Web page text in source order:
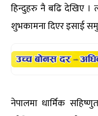
हिन्दुहरु नै बढि देखिए ।
शुभकामना दिएर इसाई
नेपालमा धार्मिक